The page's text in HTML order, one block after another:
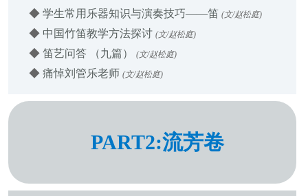
◆ 学生常用乐器知识与演奏技巧——笛 (文/赵松庭)
◆ 中国竹笛教学方法探讨 (文/赵松庭)
◆ 笛艺问答 （九篇） (文/赵松庭)
◆ 痛悼刘管乐老师 (文/赵松庭)
PART2:流芳卷